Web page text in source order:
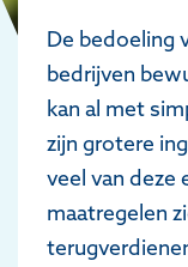
De bedoeling
bedrijven
kan al met
zijn grotere
veel van deze
maatregelen